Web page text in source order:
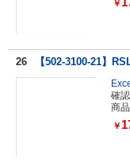
￥
26 【502-3100-21】
確
商
￥